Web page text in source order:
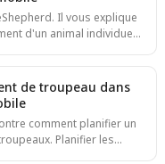
sur Add VP pour
virtuel. Étape 3.Il vous explique
d'un animal individuel
Étape 1. Sur la
suivre — chaque animal
point vert à l'intérieur de
de troupeau dans
comment planifier un
Planifier les